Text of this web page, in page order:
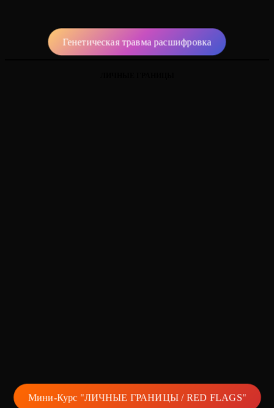
Генетическая травма расшифровка
Мини-Курс "ЛИЧНЫЕ ГРАНИЦЫ / RED FLAGS"